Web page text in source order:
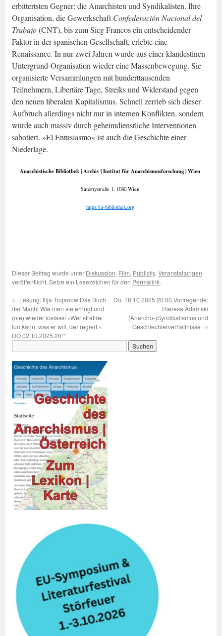
erbittertsten Gegner: die Anarchisten und Syndikalisten. Ihre
Organisation, die GewerkschaftConfederación Nacional del
Trabajo(CNT), bis zum Sieg Francos ein entscheidender
Faktor in der spanischen Gesellschaft, erlebte eine
Renaissance. In nur zwei Jahren wurde aus einer klandestinen
Untergrund-Organisation wieder eine Massenbewegung. Sie
organisierte Versammlungen mit hunderttausenden
Teilnehmern, Libertäre Tage, Streiks und Widerstand gegen
den neuen liberalen Kapitalismus. Schnell zerrieb sich dieser
Aufbruch allerdings nicht nur in internen Konflikten, sondern
wurde auch massiv durch geheimdienstliche Interventionen
sabotiert. »El Entusiasmo« ist auch die Geschichte einer
Niederlage.
Anarchistische Bibliothek | Archiv | Institut für Anarchismusforschung | Wien
Sanettystraße 1, 1080 Wien
https://a-bibliothek.org
Dieser Beitrag wurde unter Diskussion, Film, Publicity, Veranstaltungen
veröffentlicht. Setze ein Lesezeichen für den Permalink.
← Lesung: Ilija Trojanow Das Buch
der Macht Wie man sie erringt und
(nie) wieder loslässt »Wer straffrei
tun kann, was er will, der regiert.«
DO 02.10.2025 20°°
Do. 16.10.2025 20:00 Vortragende:
Theresa Adamski
(Anarcho-)Syndikalismus und
Geschlechterverhältnisse →